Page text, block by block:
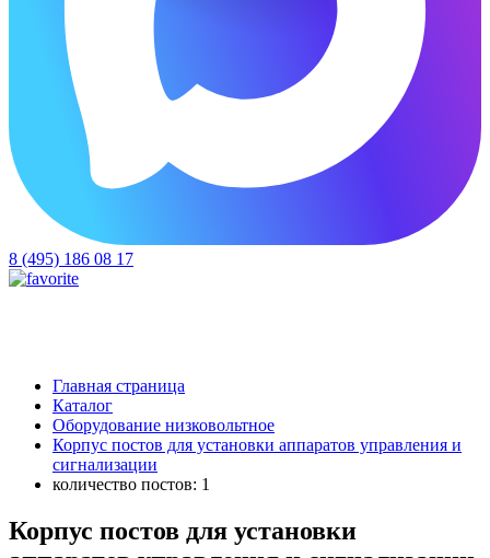
8 (495) 186 08 17
Главная страница
Каталог
Оборудование низковольтное
Корпус постов для установки аппаратов управления и
сигнализации
количество постов: 1
Корпус постов для установки